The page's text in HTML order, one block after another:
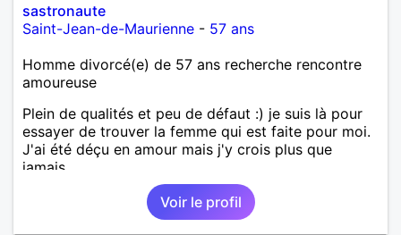
sastronaute
Saint-Jean-de-Maurienne - 57 ans
Homme divorcé(e) de 57 ans recherche rencontre
amoureuse
Plein de qualités et peu de défaut :) je suis là pour
essayer de trouver la femme qui est faite pour moi.
J'ai été déçu en amour mais j'y crois plus que
jamais.
Voir le profil